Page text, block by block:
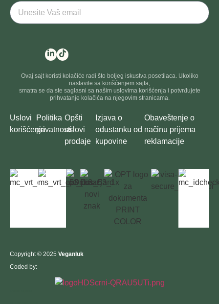
Ovaj sajt koristi kolačiće radi što boljeg iskustva posetilaca. Ukoliko
nastavite sa korišćenjem sajta,
smatra se da ste saglasni sa našim uslovima korišćenja i potvrđujete
prihvatanje kolačića na njegovim stranicama.
Uslovi
korišćenja
Politika
privatnosti
Opšti
uslovi
prodaje
Izjava o
odustanku od
kupovine
Obaveštenje o
načinu prijema
reklamacije
Copyright © 2025 Veganluk
Coded by: